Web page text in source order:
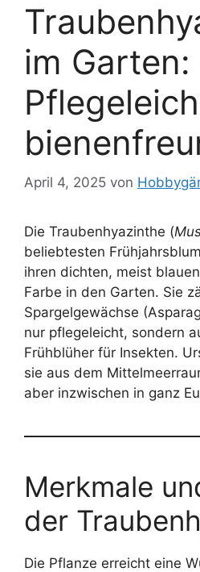
im Garten:
April 4, 2025 von
Die Traubenhyazinthe (
beliebtesten
ihren dichten, meist
Farbe in den Garten. Sie
Spargelgewächse
nur pflegeleicht, sondern
Frühblüher für Insekten.
sie aus dem
aber inzwischen in ganz
Merkmale
der
Die Pflanze erreicht eine